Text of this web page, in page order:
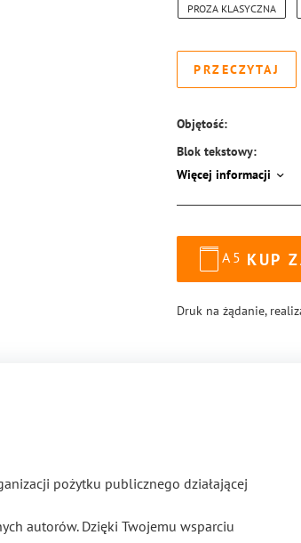
PROZA KLASYCZNA
PRZECZYTAJ
Objętość:
Blok tekstowy:
Format:
Okładka:
Rodzaj oprawy:
Więcej informacji
A5 KUP
Druk na żądanie,
pożytku publicznego działającej
autorów. Dzięki Twojemu wsparciu